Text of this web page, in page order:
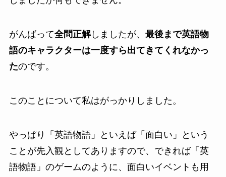
がんばって全問正解しましたが、 最後まで英語物
語のキャラクターは一度すら出てきてくれなかっ
たのです。
このことについて私はがっかりしました。
やっぱり「英語物語」といえば「面白い」という
ことが先入観としてありますので、できれば「英
語物語」のゲームのように、面白いイベントも用